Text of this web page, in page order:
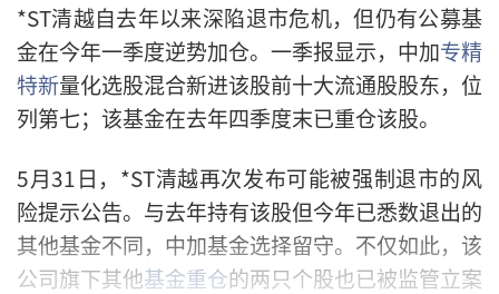
*ST清越自去年以来深陷退市危机，但仍有公募基
金在今年一季度逆势加仓。一季报显示，中加专精
特新量化选股混合新进该股前十大流通股股东，位
列第七；该基金在去年四季度末已重仓该股。
5月31日，*ST清越再次发布可能被强制退市的风
险提示公告。与去年持有该股但今年已悉数退出的
其他基金不同，中加基金选择留守。不仅如此，该
公司旗下其他基金重仓的两只个股也已被监管立案